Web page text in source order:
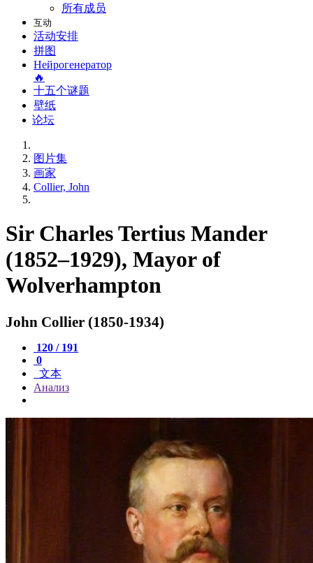
所有成员
互动
活动安排
拼图
Нейрогенератор
🔥
十五个谜题
壁纸
论坛
图片集
画家
Collier, John
Sir Charles Tertius Mander
(1852–1929), Mayor of
Wolverhampton
John Collier (1850-1934)
120 / 191
0
文本
Анализ